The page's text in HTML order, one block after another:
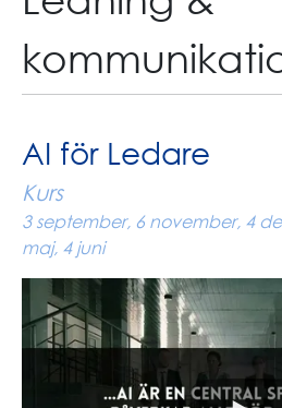
AI för Ledare
Kurs
3 september, 6 november, 4
maj, 4 juni